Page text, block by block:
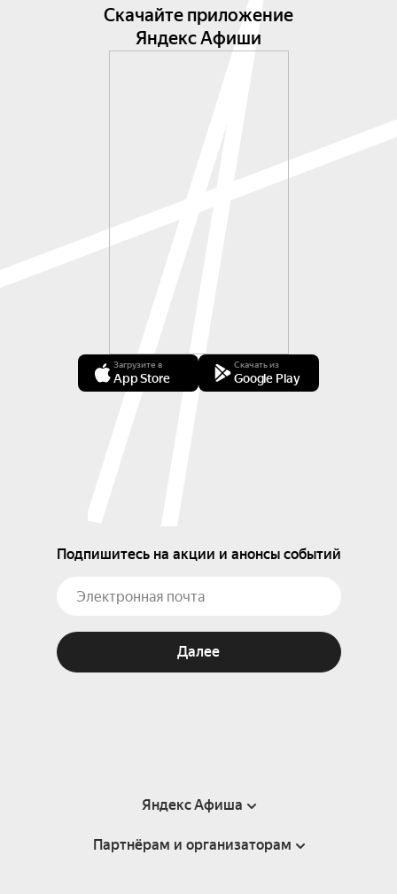
Скачайте приложение
Яндекс Афиши
Загрузите в
App Store
Скачать из
Google Play
Подпишитесь на акции и анонсы событий
Далее
Яндекс Афиша
Справка
Партнёрам и организаторам